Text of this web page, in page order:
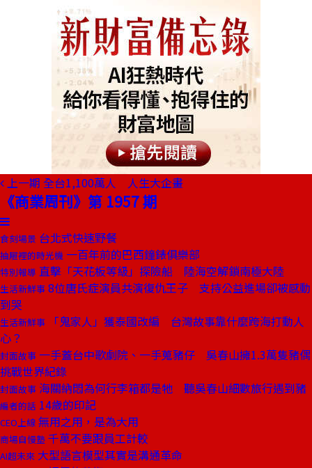
上一期 全台1,100萬人 人生大企畫
《商業周刊》第 1957 期
食刻場景 台北式快速野餐
抽屜裡的時光機 一百年前的巴西鐘錶俱樂部
特別報導 直擊「天花板等級」探險船 陸海空解鎖南極大陸
生活新鮮事 8位唐氏症演員共演復仇王子 支持公益進場卻被感動
到哭
生活新鮮事
「鬼家人」獲泰國改編 台灣故事靠什麼跨海打動人
心？
封面故事 一手蓋台中歌劇院、一手蒐豬仔 吳春山擁1.3萬隻豬偶
挑戰世界紀錄
封面故事 海關納悶為何行李箱都是牠 聽吳春山細數旅行遇到豬
編者的話 14歲的印記
CEO上線 無用之用，是為大用
商場自慢塾 千萬不要跟員工計較
AI超未來 大型語言模型其實是溝通革命